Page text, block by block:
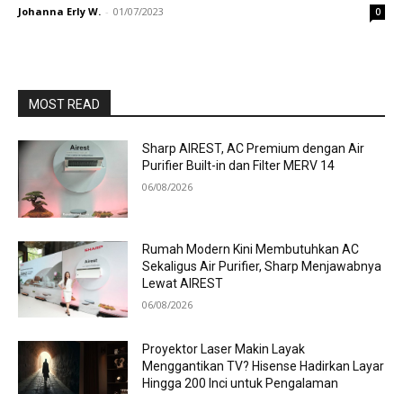
Johanna Erly W. - 01/07/2023 0
MOST READ
Sharp AIREST, AC Premium dengan Air
Purifier Built-in dan Filter MERV 14
06/08/2026
Rumah Modern Kini Membutuhkan AC
Sekaligus Air Purifier, Sharp Menjawabnya
Lewat AIREST
06/08/2026
Proyektor Laser Makin Layak
Menggantikan TV? Hisense Hadirkan Layar
Hingga 200 Inci untuk Pengalaman